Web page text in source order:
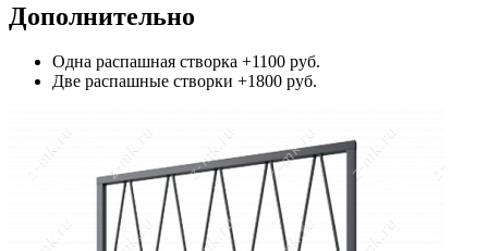
Дополнительно
Одна распашная створка +1100 руб.
Две распашные створки +1800 руб.